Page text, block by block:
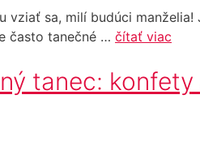
vziať sa, milí budúci
často tanečné … čítať viac
tanec: konfety